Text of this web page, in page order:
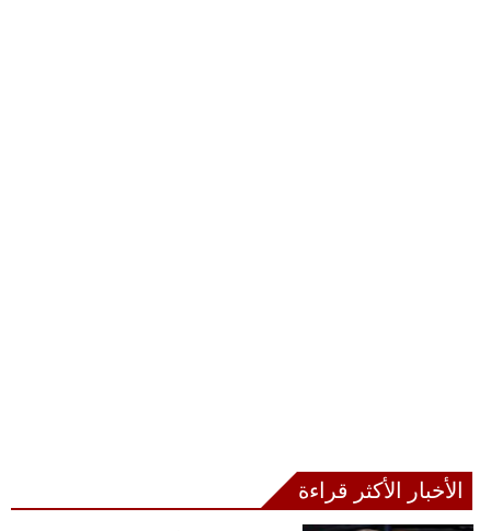
الأخبار الأكثر قراءة